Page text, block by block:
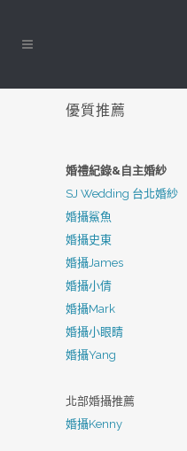
優質推薦
婚禮紀錄&自主婚紗
SJ Wedding 台北婚紗
婚攝鯊魚
婚攝史東
婚攝James
婚攝小倩
婚攝Mark
婚攝小眼睛
婚攝Yang
北部婚攝推薦
婚攝Kenny